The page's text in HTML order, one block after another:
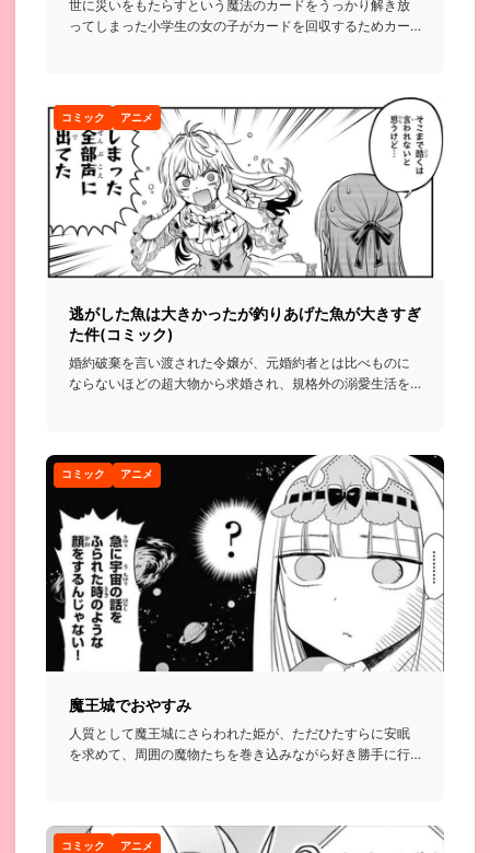
世に災いをもたらすという魔法のカードをうっかり解き放
ってしまった小学生の女の子がカードを回収するためカー
コミック アニメ
逃がした魚は大きかったが釣りあげた魚が大きすぎ
た件(コミック)
婚約破棄を言い渡された令嬢が、元婚約者とは比べものに
ならないほどの超大物から求婚され、規格外の溺愛生活を
コミック アニメ
魔王城でおやすみ
人質として魔王城にさらわれた姫が、ただひたすらに安眠
を求めて、周囲の魔物たちを巻き込みながら好き勝手に行
コミック アニメ